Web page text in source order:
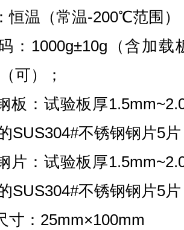
恒温（常温-200℃范围）
：1000g±10g（含加
可）；
板：试验板厚
SUS304#不锈钢钢片5
片：试验板厚
SUS304#不锈钢钢片5
寸：25mm×100mm